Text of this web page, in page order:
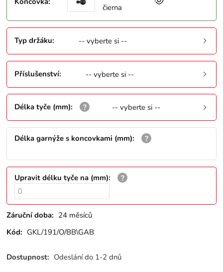
čierna
Typ držáku: -- vyberte si --
Příslušenství: -- vyberte si --
Délka tyče (mm): -- vyberte si --
Délka garnýže s koncovkami (mm):
Upravit délku tyče na (mm):
Záruční doba: 24 měsíců
Kód: GKL/191/O/BB\GAB
Dostupnost: Odeslání do 1-2 dnů